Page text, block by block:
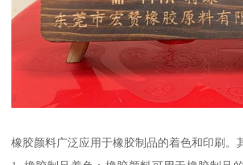
橡胶颜料广泛应用于橡胶制品的着色和印刷。